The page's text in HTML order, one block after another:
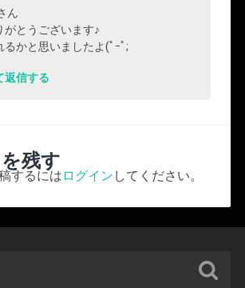
ん
がとうございます♪
るかと思いましたよ(ﾟｰﾟ;
返信する
残す
するには ログイン してください。